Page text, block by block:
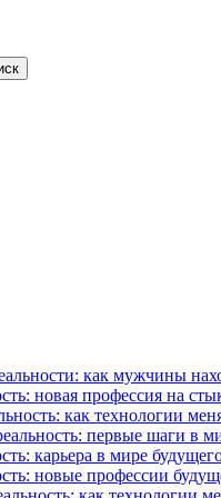
как мужчины
новая профессия на
как технологии
первые шаги в
карьера в мире
новые профессии